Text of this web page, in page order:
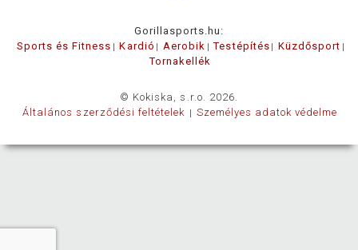
Gorillasports.hu:
Sports és Fitness
Kardió Aerobik Testépítés
Küzdősport
Tornakellék
© Kokiska, s.r.o. 2026.
Általános szerződési feltételek
Személyes adatok védelme